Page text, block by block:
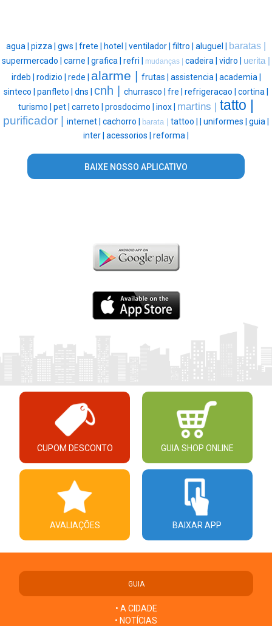
agua | pizza | gws | frete | hotel | ventilador | filtro | aluguel | baratas |
supermercado | carne | grafica | refri | mudanças | cadeira | vidro | uerita |
irdeb | rodizio | rede | alarme | frutas | assistencia | academia |
sinteco | panfleto | dns | cnh | churrasco | fre | refrigeracao | cortina |
turismo | pet | carreto | prosdocimo | inox | martins | tatto |
purificador | internet | cachorro | barata | tattoo | uniformes | guia |
inter | acessorios | reforma |
BAIXE NOSSO APLICATIVO
CUPOM DESCONTO GUIA SHOP ONLINE
AVALIAÇÕES BAIXAR APP
GUIA
• A CIDADE
• NOTÍCIAS